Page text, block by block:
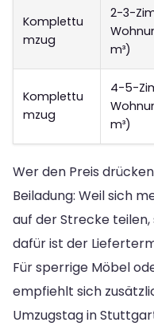
Komplettu
mzug
2-3-
m³)
Komplettu
mzug
4-5-
m³)
Wer den Preis
Beiladung: Weil sich
auf der Strecke
dafür ist der
Für sperrige Möbel
empfiehlt sich
Umzugstag in